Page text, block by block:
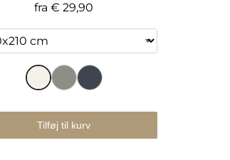
fra€ 29,90
Tilføj til kurv